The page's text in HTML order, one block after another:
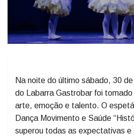
Na noite do último sábado, 30 de
do Labarra Gastrobar foi tomado